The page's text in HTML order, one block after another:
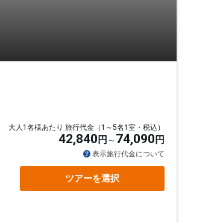
大人1名様あたり 旅行代金（1～5名1室・税込）
42,840 円 74,090 円
表示旅行代金について
ツアーを選択